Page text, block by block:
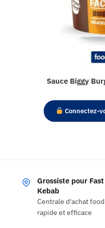
Sauce Biggy
Connectez-
Grossiste pour
Kebab
Centrale d'achat
rapide et efficace